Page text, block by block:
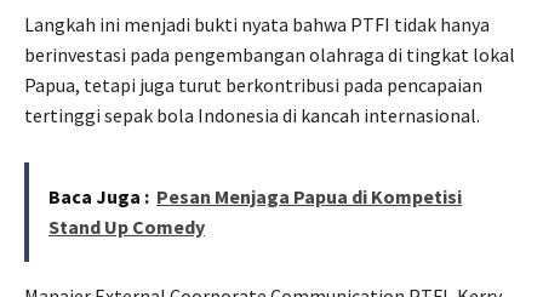
Langkah ini menjadi bukti nyata bahwa PTFI tidak hanya
berinvestasi pada pengembangan olahraga di tingkat lokal
Papua, tetapi juga turut berkontribusi pada pencapaian
tertinggi sepak bola Indonesia di kancah internasional.
Baca Juga : Pesan Menjaga Papua di Kompetisi
Stand Up Comedy